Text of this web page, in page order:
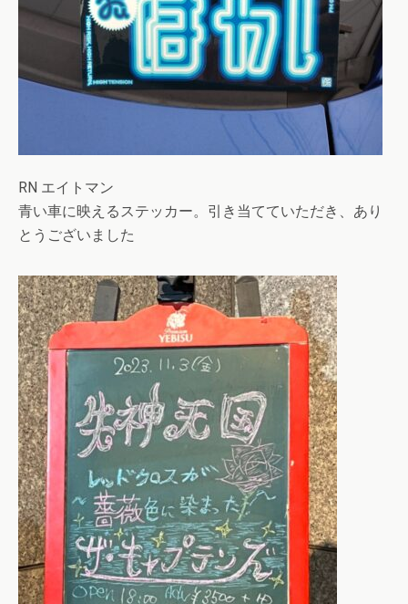
RN エイトマン
青い車に映えるステッカー。引き当てていただき、あり
とうございました